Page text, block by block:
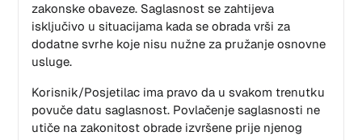
zakonske obaveze. Saglasnost se zahtijeva
isključivo u situacijama kada se obrada vrši za
dodatne svrhe koje nisu nužne za pružanje osnovne
usluge.
Korisnik/Posjetilac ima pravo da u svakom trenutku
povuče datu saglasnost. Povlačenje saglasnosti ne
utiče na zakonitost obrade izvršene prije njenog